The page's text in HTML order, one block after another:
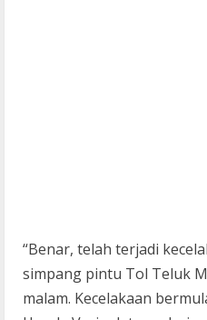
“Benar, telah terjadi
simpang pintu Tol Teluk
malam. Kecelakaan